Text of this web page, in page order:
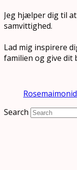
Jeg hjælper dig til
samvittighed.
Lad mig inspirere
familien og give dit
Search